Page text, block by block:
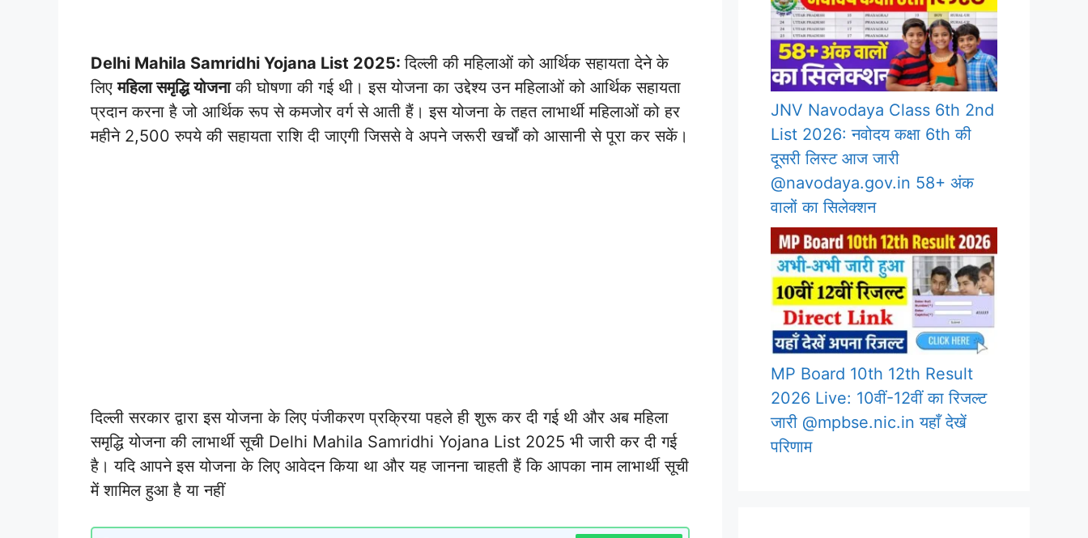
Delhi Mahila Samridhi Yojana List 2025:दिल्ली की महिलाओं को आर्थिक सहायता देने के
लिएमहिला समृद्धि योजनाकी घोषणा की गई थी। इस योजना का उद्देश्य उन महिलाओं को आर्थिक सहायता
प्रदान करना है जो आर्थिक रूप से कमजोर वर्ग से आती हैं। इस योजना के तहत लाभार्थी महिलाओं को हर
महीने 2,500 रुपये की सहायता राशि दी जाएगी जिससे वे अपने जरूरी खर्चों को आसानी से पूरा कर सकें।
दिल्ली सरकार द्वारा इस योजना के लिए पंजीकरण प्रक्रिया पहले ही शुरू कर दी गई थी और अब महिला
समृद्धि योजना की लाभार्थी सूची Delhi Mahila Samridhi Yojana List 2025 भी जारी कर दी गई
है। यदि आपने इस योजना के लिए आवेदन किया था और यह जानना चाहती हैं कि आपका नाम लाभार्थी सूची
में शामिल हुआ है या नहीं
JNV Navodaya Class 6th 2nd
List 2026: नवोदय कक्षा 6th की
दूसरी लिस्ट आज जारी
@navodaya.gov.in 58+ अंक
वालों का सिलेक्शन
MP Board 10th 12th Result
2026 Live: 10वीं-12वीं का रिजल्ट
जारी @mpbse.nic.in यहाँ देखें
परिणाम